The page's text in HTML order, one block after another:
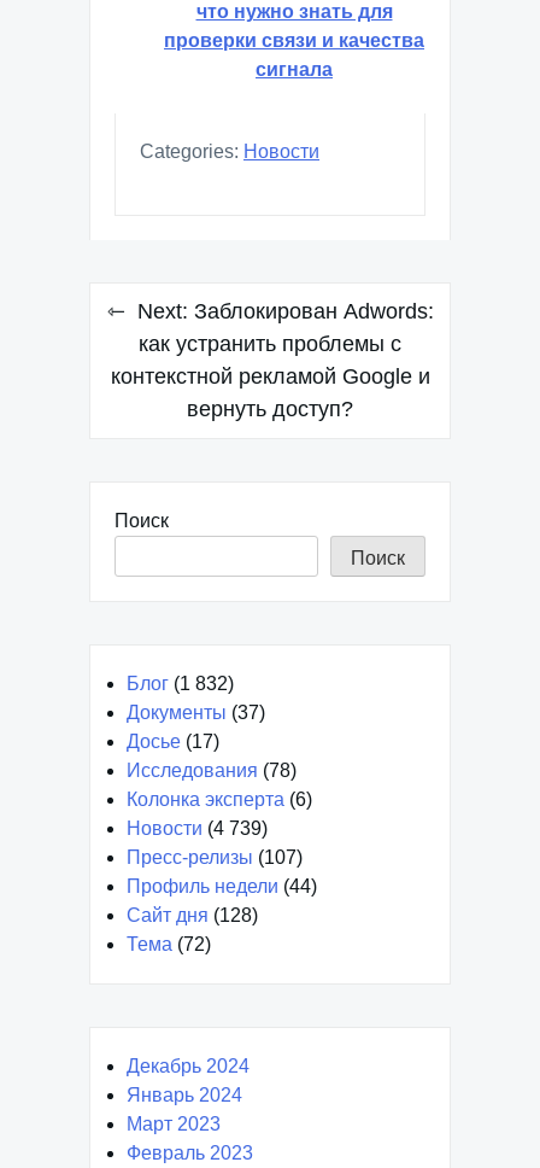
что нужно знать для
проверки связи и качества
сигнала
Categories: Новости
Навигация
записям
Next: Заблокирован Adwords:
как устранить проблемы с
контекстной рекламой Google и
вернуть доступ?
Поиск
Поиск
Блог (1 832)
Документы (37)
Досье (17)
Исследования (78)
Колонка эксперта (6)
Новости (4 739)
Пресс-релизы (107)
Профиль недели (44)
Сайт дня (128)
Тема (72)
Декабрь 2024
Январь 2024
Март 2023
Февраль 2023